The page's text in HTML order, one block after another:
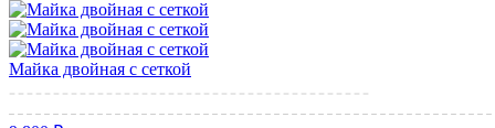
Майка двойная с сеткой